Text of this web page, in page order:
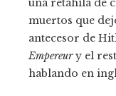
una retahíla de
muertos que
antecesor de
Empereury el
hablando en